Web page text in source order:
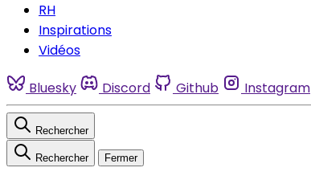
RH
Inspirations
Vidéos
Bluesky Discord Github Instagram
Rechercher
Rechercher Fermer